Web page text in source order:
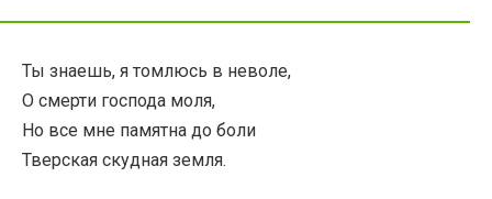
Ты знаешь, я томлюсь в неволе,
О смерти господа моля,
Но все мне памятна до боли
Тверская скудная земля.